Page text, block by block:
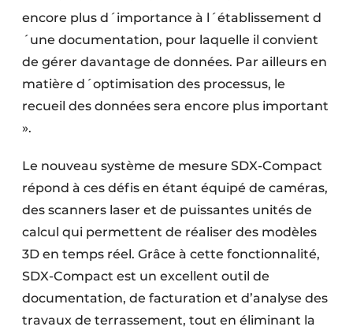
encore plus d´importance à l´établissement d
´une documentation, pour laquelle il convient
de gérer davantage de données. Par ailleurs en
matière d´optimisation des processus, le
recueil des données sera encore plus important
».
Le nouveau système de mesure SDX-Compact
répond à ces défis en étant équipé de caméras,
des scanners laser et de puissantes unités de
calcul qui permettent de réaliser des modèles
3D en temps réel. Grâce à cette fonctionnalité,
SDX-Compact est un excellent outil de
documentation, de facturation et d’analyse des
travaux de terrassement, tout en éliminant la